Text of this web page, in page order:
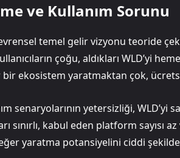
ve Kullanım Sorunu
temel gelir vizyonu teoride
çoğu, aldıkları WLD’yi
ekosistem yaratmaktan çok,
senaryolarının yetersizliği, WLD’yi
sınırlı, kabul eden platform sayısı
yaratma potansiyelini ciddi şekilde